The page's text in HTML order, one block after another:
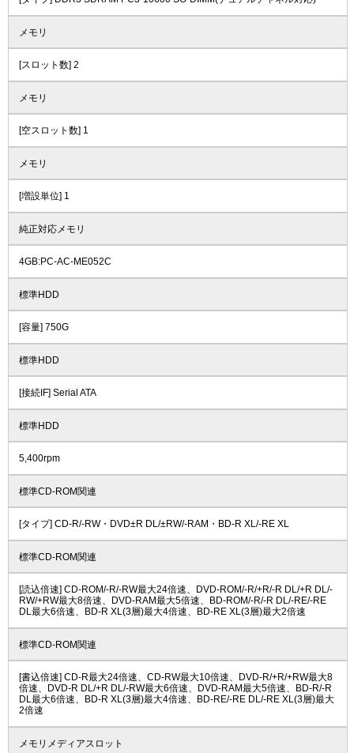
メモリ
[スロット数] 2
メモリ
[空スロット数] 1
メモリ
[増設単位] 1
純正対応メモリ
4GB:PC-AC-ME052C
標準HDD
[容量] 750G
標準HDD
[接続IF] Serial ATA
標準HDD
5,400rpm
標準CD-ROM関連
[タイプ] CD-R/-RW・DVD±R DL/±RW/-RAM・BD-R XL/-RE XL
標準CD-ROM関連
[読込倍速] CD-ROM/-R/-RW最大24倍速、DVD-ROM/-R/+R/-R DL/+R DL/-
RW/+RW最大8倍速、DVD-RAM最大5倍速、BD-ROM/-R/-R DL/-RE/-RE
DL最大6倍速、BD-R XL(3層)最大4倍速、BD-RE XL(3層)最大2倍速
標準CD-ROM関連
[書込倍速] CD-R最大24倍速、CD-RW最大10倍速、DVD-R/+R/+RW最大8
倍速、DVD-R DL/+R DL/-RW最大6倍速、DVD-RAM最大5倍速、BD-R/-R
DL最大6倍速、BD-R XL(3層)最大4倍速、BD-RE/-RE DL/-RE XL(3層)最大
2倍速
メモリメディアスロット